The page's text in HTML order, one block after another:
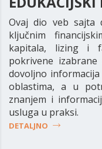
Ovaj dio veb sajta
ključnim
kapitala, lizing i
pokrivene
dovoljno
oblastima, a u
znanjem i
usluga u praksi.
DETALJNO